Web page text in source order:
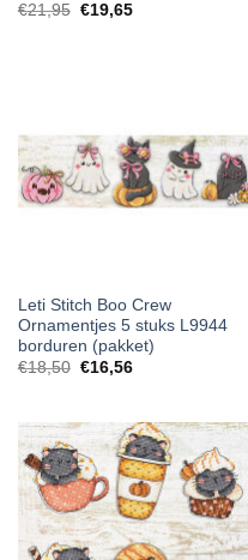
€21,95 €19,65
Leti Stitch Boo Crew
Ornamentjes 5 stuks L9944
borduren (pakket)
€18,50 €16,56